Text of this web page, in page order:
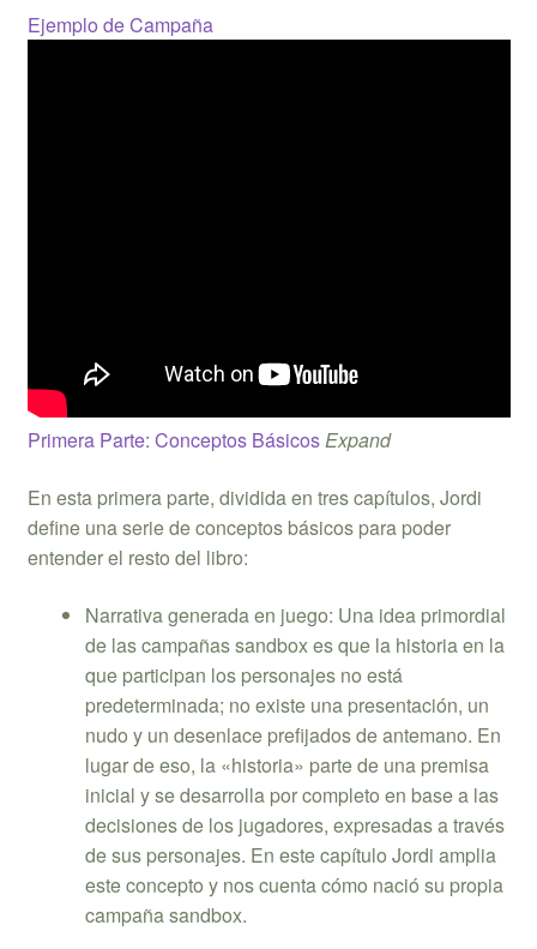
Ejemplo de Campaña
Primera Parte: Conceptos BásicosExpand
En esta primera parte, dividida en tres capítulos, Jordi
define una serie de conceptos básicos para poder
entender el resto del libro:
Narrativa generada en juego: Una idea primordial
de las campañas sandbox es que la historia en la
que participan los personajes no está
predeterminada; no existe una presentación, un
nudo y un desenlace prefijados de antemano. En
lugar de eso, la «historia» parte de una premisa
inicial y se desarrolla por completo en base a las
decisiones de los jugadores, expresadas a través
de sus personajes. En este capítulo Jordi amplia
este concepto y nos cuenta cómo nació su propia
campaña sandbox.